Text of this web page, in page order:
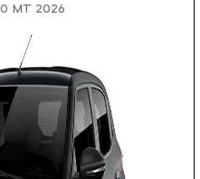
MT 2026